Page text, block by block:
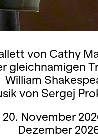
von Cathy
gleichnamigen
William
von Sergej
November
Dezember